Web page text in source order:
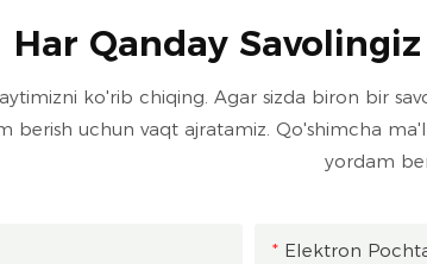
Har Qanday
ko'rib chiqing. Agar sizda biron bir
berish uchun vaqt ajratamiz. Qo'shimcha
yordam
Elektron